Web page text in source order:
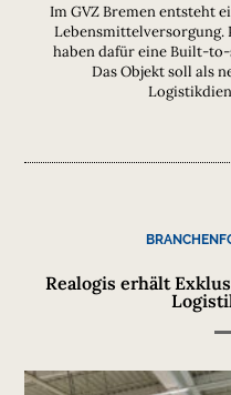
Im GVZ Bremen entsteht
Lebensmittelversorgung.
haben dafür eine Built-
Das Objekt soll als
Realogis erhält